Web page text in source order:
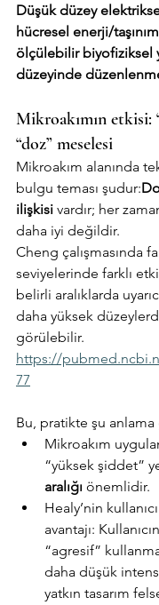
Düşük düzey
hücresel enerji/
ölçülebilir biyofiziksel
düzeyinde
Mikroakımın etkisi:
“doz” meselesi
Mikroakım alanında
bulgu teması şudur:
ilişkisi vardır; her
daha iyi değildir.
Cheng çalışmasında
seviyelerinde farklı
belirli aralıklarda
daha yüksek
görülebilir.
https://
77
Bu, pratikte şu anlama
Mikroakım
“yüksek şiddet”
aralığı önemlidir.
Healy’nin
avantajı:
“agresif”
daha düşük
yatkın tasarım